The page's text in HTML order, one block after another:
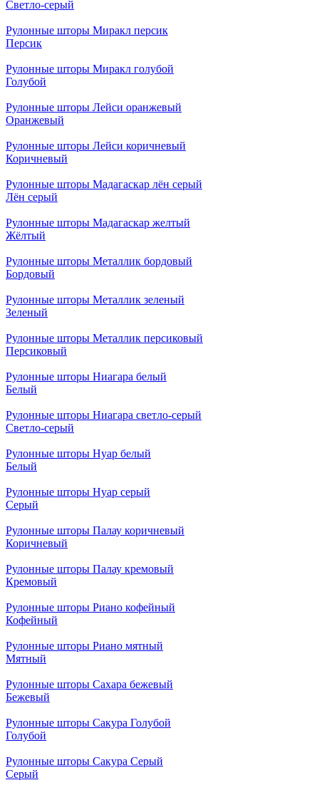
Светло-серый
Рулонные шторы Миракл персик
Персик
Рулонные шторы Миракл голубой
Голубой
Рулонные шторы Лейси оранжевый
Оранжевый
Рулонные шторы Лейси коричневый
Коричневый
Рулонные шторы Мадагаскар лён серый
Лён серый
Рулонные шторы Мадагаскар желтый
Жёлтый
Рулонные шторы Металлик бордовый
Бордовый
Рулонные шторы Металлик зеленый
Зеленый
Рулонные шторы Металлик персиковый
Персиковый
Рулонные шторы Ниагара белый
Белый
Рулонные шторы Ниагара светло-серый
Светло-серый
Рулонные шторы Нуар белый
Белый
Рулонные шторы Нуар серый
Серый
Рулонные шторы Палау коричневый
Коричневый
Рулонные шторы Палау кремовый
Кремовый
Рулонные шторы Риано кофейный
Кофейный
Рулонные шторы Риано мятный
Мятный
Рулонные шторы Сахара бежевый
Бежевый
Рулонные шторы Сакура Голубой
Голубой
Рулонные шторы Сакура Серый
Серый